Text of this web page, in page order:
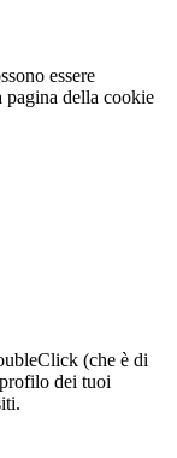
essere
pagina della cookie
(che è di
dei tuoi